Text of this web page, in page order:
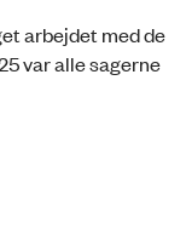
arbejdet med de
var alle sagerne